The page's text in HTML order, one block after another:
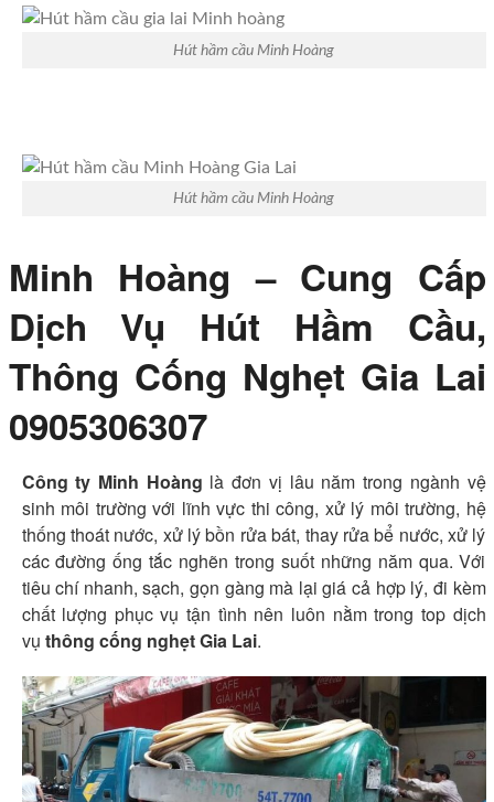
Hút hầm cầu Minh Hoàng
Hút hầm cầu Minh Hoàng
Minh Hoàng – Cung Cấp
Dịch Vụ Hút Hầm Cầu,
Thông Cống Nghẹt Gia Lai
0905306307
Công ty Minh Hoàng là đơn vị lâu năm trong ngành vệ
sinh môi trường với lĩnh vực thi công, xử lý môi trường, hệ
thống thoát nước, xử lý bồn rửa bát, thay rửa bể nước, xử lý
các đường ống tắc nghẽn trong suốt những năm qua. Với
tiêu chí nhanh, sạch, gọn gàng mà lại giá cả hợp lý, đi kèm
chất lượng phục vụ tận tình nên luôn nằm trong top dịch
vụ thông cống nghẹt Gia Lai.